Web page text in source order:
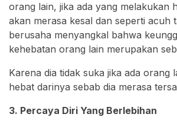
orang lain, jika ada yang melakukan
akan merasa kesal dan seperti acuh
berusaha menyangkal bahwa
kehebatan orang lain merupakan
Karena dia tidak suka jika ada orang
hebat darinya sebab dia merasa
3. Percaya Diri Yang Berlebihan